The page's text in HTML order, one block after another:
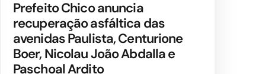
Prefeito Chico anuncia
recuperação asfáltica das
avenidas Paulista, Centurione
Boer, Nicolau João Abdalla e
Paschoal Ardito